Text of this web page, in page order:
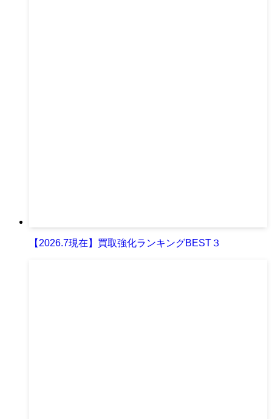
【2026.7現在】買取強化ランキングBEST３